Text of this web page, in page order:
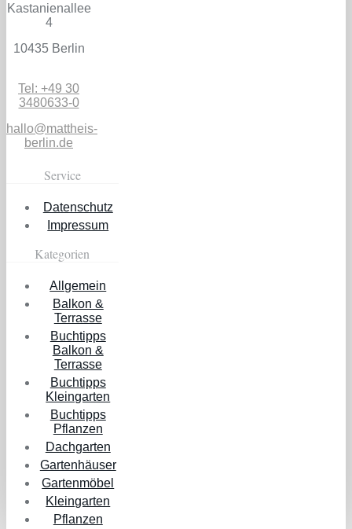
Kastanienallee
4
10435 Berlin
Tel: +49 30
3480633-0
hallo@mattheis-
berlin.de
Service
Datenschutz
Impressum
Kategorien
Allgemein
Balkon &
Terrasse
Buchtipps
Balkon &
Terrasse
Buchtipps
Kleingarten
Buchtipps
Pflanzen
Dachgarten
Gartenhäuser
Gartenmöbel
Kleingarten
Pflanzen